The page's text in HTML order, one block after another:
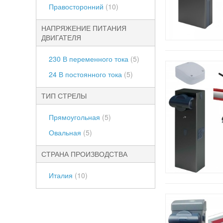
Правосторонний (10)
НАПРЯЖЕНИЕ ПИТАНИЯ
ДВИГАТЕЛЯ
230 В переменного тока (5)
24 В постоянного тока (5)
ТИП СТРЕЛЫ
Прямоугольная (5)
Овальная (5)
СТРАНА ПРОИЗВОДСТВА
Италия (10)